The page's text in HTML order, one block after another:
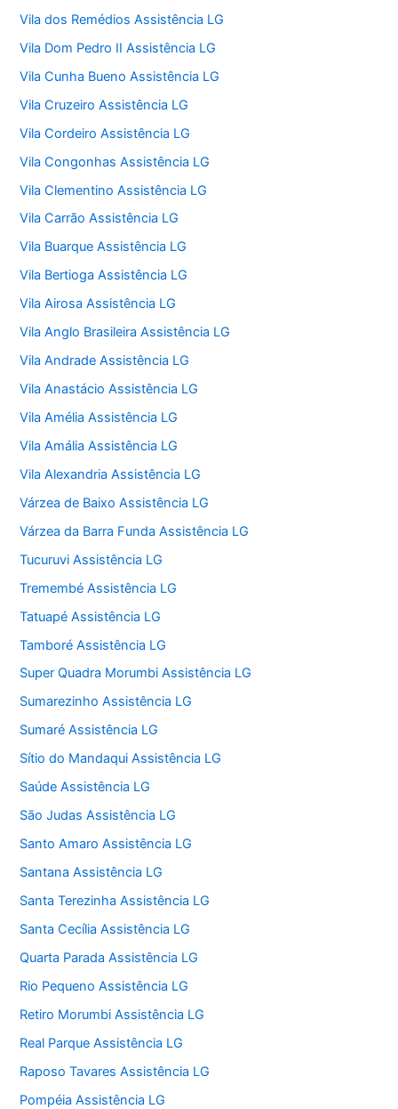
Vila dos Remédios Assistência LG
Vila Dom Pedro II Assistência LG
Vila Cunha Bueno Assistência LG
Vila Cruzeiro Assistência LG
Vila Cordeiro Assistência LG
Vila Congonhas Assistência LG
Vila Clementino Assistência LG
Vila Carrão Assistência LG
Vila Buarque Assistência LG
Vila Bertioga Assistência LG
Vila Airosa Assistência LG
Vila Anglo Brasileira Assistência LG
Vila Andrade Assistência LG
Vila Anastácio Assistência LG
Vila Amélia Assistência LG
Vila Amália Assistência LG
Vila Alexandria Assistência LG
Várzea de Baixo Assistência LG
Várzea da Barra Funda Assistência LG
Tucuruvi Assistência LG
Tremembé Assistência LG
Tatuapé Assistência LG
Tamboré Assistência LG
Super Quadra Morumbi Assistência LG
Sumarezinho Assistência LG
Sumaré Assistência LG
Sítio do Mandaqui Assistência LG
Saúde Assistência LG
São Judas Assistência LG
Santo Amaro Assistência LG
Santana Assistência LG
Santa Terezinha Assistência LG
Santa Cecília Assistência LG
Quarta Parada Assistência LG
Rio Pequeno Assistência LG
Retiro Morumbi Assistência LG
Real Parque Assistência LG
Raposo Tavares Assistência LG
Pompéia Assistência LG